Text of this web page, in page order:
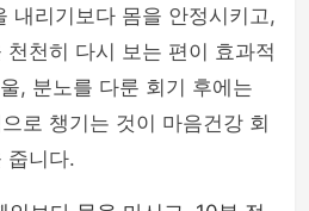
내리기보다 몸을 안정시키고,
천히 다시 보는 편이 효과적
, 분노를 다룬 회기 후에는
로 챙기는 것이 마음건강 회
줍니다.